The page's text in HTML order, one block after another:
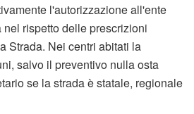
l'autorizzazione all'ente
rispetto delle prescrizioni
Strada. Nei centri abitati la
salvo il preventivo nulla osta
se la strada è statale, regionale